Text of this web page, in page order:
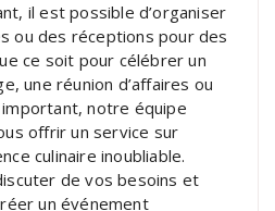
il est possible d’organiser
ou des réceptions pour des
ce soit pour célébrer un
une réunion d’affaires ou
notre équipe
offrir un service sur
culinaire inoubliable.
de vos besoins et
un événement